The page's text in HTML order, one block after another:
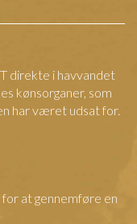
direkte i havvandet
kønsorganer, som
har været udsat for.
at gennemføre en